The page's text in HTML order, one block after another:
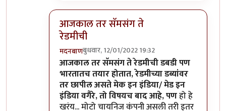
आजकाल तर सॅमसंग ते
रेडमीची
मदनबाणबुधवार, 12/01/2022 19:32
In reply toअसंच काही नाहीbyजेम्स वांड
आजकाल तर सॅमसंग ते रेडमीची डबडी पण
भारतातच तयार होतात, रेडमीच्या डब्यांवर
तर छापील असते मेक इन इंडिया/ मेड इन
इंडिया वगैरे, तो विषयच बाद आहे, पणहो हे
खरंय... मोटो चायनिज कंपनी असली तरी इतर